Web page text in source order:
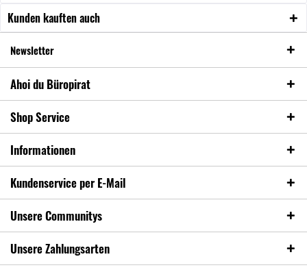
Kunden kauften auch
Newsletter
Ahoi du Büropirat
Shop Service
Informationen
Kundenservice per E-Mail
Unsere Communitys
Unsere Zahlungsarten